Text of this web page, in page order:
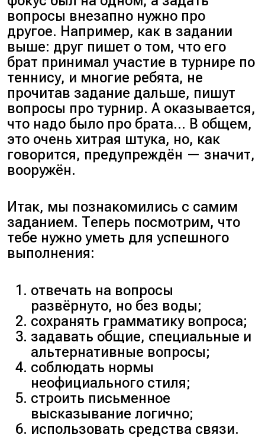
вопросы внезапно нужно про
другое. Например, как в задании
выше: друг пишет о том, что его
брат принимал участие в турнире по
теннису, и многие ребята, не
прочитав задание дальше, пишут
вопросы про турнир. А оказывается,
что надо было про брата… В общем,
это очень хитрая штука, но, как
говорится, предупреждён — значит,
вооружён.
Итак, мы познакомились с самим
заданием. Теперь посмотрим, что
тебе нужно уметь для успешного
выполнения:
отвечать на вопросы
развёрнуто, но без воды;
сохранять грамматику вопроса;
задавать общие, специальные и
альтернативные вопросы;
соблюдать нормы
неофициального стиля;
строить письменное
высказывание логично;
использовать средства связи.